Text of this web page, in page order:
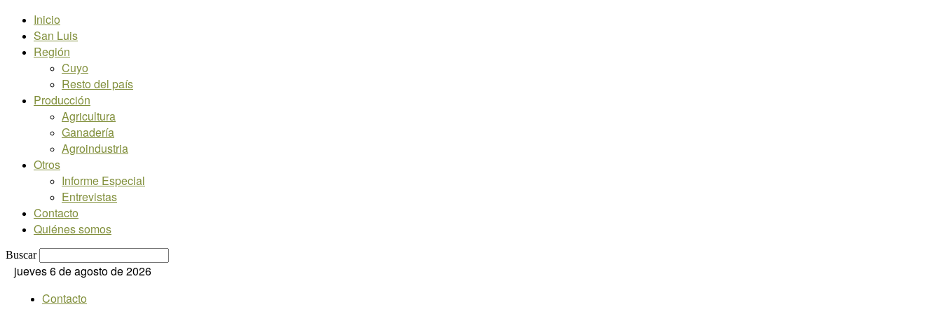
Inicio
San Luis
Región
Cuyo
Resto del país
Producción
Agricultura
Ganadería
Agroindustria
Otros
Informe Especial
Entrevistas
Contacto
Quiénes somos
Buscar
jueves 6 de agosto de 2026
Contacto